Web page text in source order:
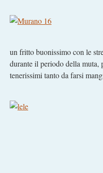
un fritto buonissimo con le
durante il periodo della
tenerissimi tanto da farsi